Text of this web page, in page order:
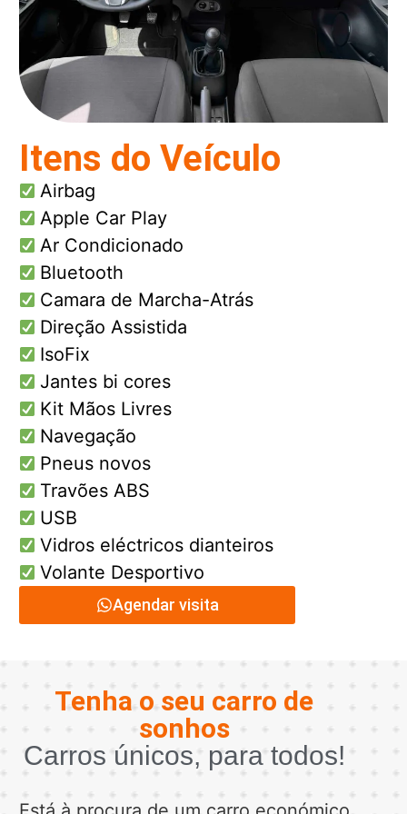
Itens do Veículo
Airbag
Apple Car Play
Ar Condicionado
Bluetooth
Camara de Marcha-Atrás
Direção Assistida
IsoFix
Jantes bi cores
Kit Mãos Livres
Navegação
Pneus novos
Travões ABS
USB
Vidros eléctricos dianteiros
Volante Desportivo
Agendar visita
Tenha o seu carro de
sonhos
Carros únicos, para todos!